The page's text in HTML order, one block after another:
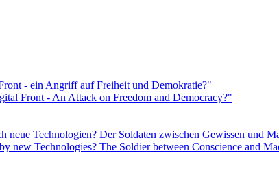
- ein Angriff auf Freiheit und Demokratie?"
Front - An Attack on Freedom and Democracy?"
Technologien? Der Soldaten zwischen Gewissen und
Technologies? The Soldier between Conscience and